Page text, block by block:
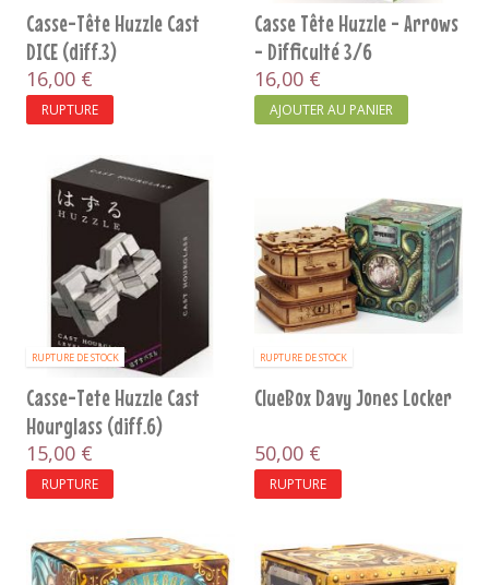
Casse-Tête Huzzle Cast
DICE (diff.3)
16,00 €
RUPTURE
Casse Tête Huzzle - Arrows
- Difficulté 3/6
16,00 €
AJOUTER AU PANIER
RUPTURE DE STOCK
Casse-Tete Huzzle Cast
Hourglass (diff.6)
15,00 €
RUPTURE
RUPTURE DE STOCK
ClueBox Davy Jones Locker
50,00 €
RUPTURE